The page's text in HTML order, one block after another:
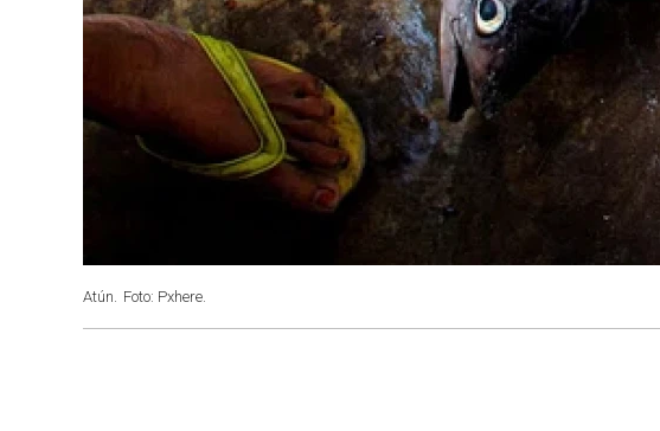
Atún. Foto: Pxhere.